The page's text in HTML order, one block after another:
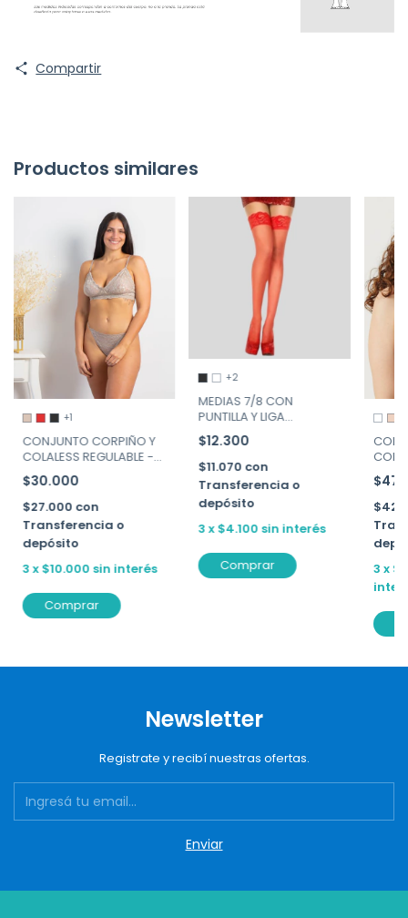
Compartir
Productos similares
+1
CONJUNTO CORPIÑO Y
COLALESS REGULABLE -
ALIS - ART. 583
$30.000
$27.000 con
Transferencia o
depósito
3 x$10.000 sin interés
Comprar
+2
MEDIAS 7/8 CON
PUNTILLA Y LIGA
SILICONADA "PASIÓN" DE
COCOT ART. 86
$12.300
$11.070 con
Transferencia o
depósito
3x$4.100 sin interés
Comprar
ART.
3 x
Newsletter
Registrate y recibí nuestras ofertas.